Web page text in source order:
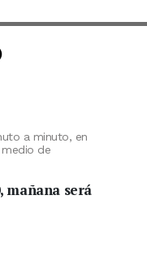
(Twitter)
TikTok
Minuto30 en
en LinkedIn
Minuto30 en
a minuto, en
de
mañana será